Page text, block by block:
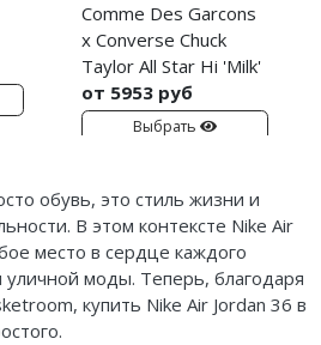
Comme Des Garcons
x Converse Chuck
Taylor All Star Hi 'Milk'
от 5953 руб
Выбрать
обувь, это стиль жизни и
В этом контексте Nike Air
место в сердце каждого
моды. Теперь, благодаря
купить Nike Air Jordan 36 в